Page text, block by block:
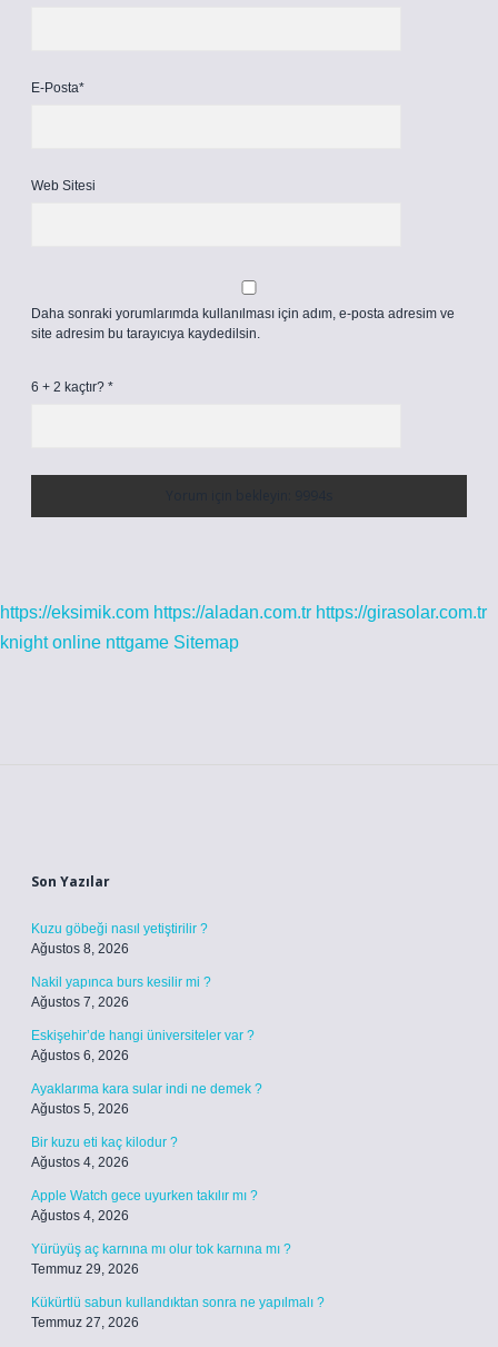
E-Posta*
Web Sitesi
Daha sonraki yorumlarımda kullanılması için adım, e-posta adresim ve
site adresim bu tarayıcıya kaydedilsin.
6 + 2 kaçtır? *
https://eksimik.com https://aladan.com.tr https://girasolar.com.tr
knight online nttgame Sitemap
Son Yazılar
Kuzu göbeği nasıl yetiştirilir ?
Ağustos 8, 2026
Nakil yapınca burs kesilir mi ?
Ağustos 7, 2026
Eskişehir’de hangi üniversiteler var ?
Ağustos 6, 2026
Ayaklarıma kara sular indi ne demek ?
Ağustos 5, 2026
Bir kuzu eti kaç kilodur ?
Ağustos 4, 2026
Apple Watch gece uyurken takılır mı ?
Ağustos 4, 2026
Yürüyüş aç karnına mı olur tok karnına mı ?
Temmuz 29, 2026
Kükürtlü sabun kullandıktan sonra ne yapılmalı ?
Temmuz 27, 2026